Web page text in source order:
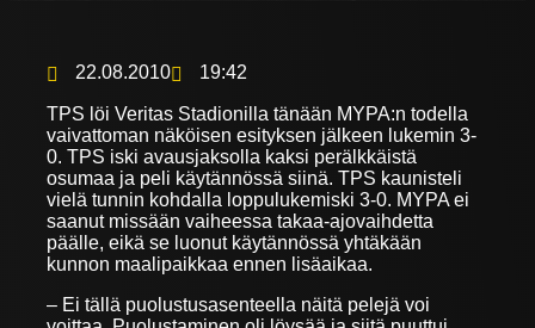
22.08.2010 19:42
TPS löi Veritas Stadionilla tänään MYPA:n todella
vaivattoman näköisen esityksen jälkeen lukemin 3-
0. TPS iski avausjaksolla kaksi perälkkäistä
osumaa ja peli käytännössä siinä. TPS kaunisteli
vielä tunnin kohdalla loppulukemiski 3-0. MYPA ei
saanut missään vaiheessa takaa-ajovaihdetta
päälle, eikä se luonut käytännössä yhtäkään
kunnon maalipaikkaa ennen lisäaikaa.
– Ei tällä puolustusasenteella näitä pelejä voi